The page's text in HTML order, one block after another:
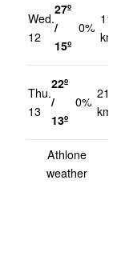
Wed.
12
27º
/
15º
0%
11
Thu.
13
22º
/
13º
0%
21
km/h
Athlone
weather